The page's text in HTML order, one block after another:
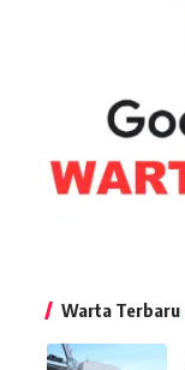
Warta Terbaru